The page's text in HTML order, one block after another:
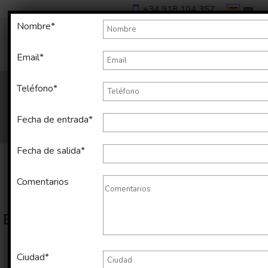
+34 918 104 357
Estos son los resultados de tu búsqueda
de186
Nombre*
Email*
Teléfono*
Fecha de entrada*
Fecha de salida*
Comentarios
Ciudad*